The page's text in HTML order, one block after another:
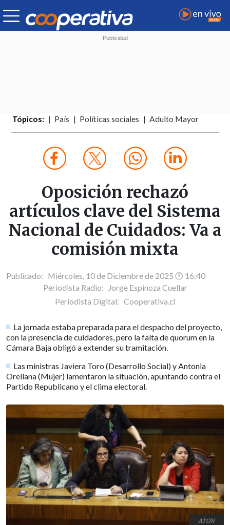
Tópicos: País Políticas sociales Adulto Mayor
Oposición rechazó
artículos clave del Sistema
Nacional de Cuidados: Va a
comisión mixta
Publicado: Miércoles, 10 de Diciembre de 2025 🕐 16:40
Periodista Radio:
Jorge Espinoza Cuellar
Periodista Digital: Cooperativa.cl
La jornada estaba preparada para el despacho del proyecto,
con la presencia de cuidadores, pero la falta de quorum en la
Cámara Baja obligó a extender su tramitación.
Las ministras Javiera Toro (Desarrollo Social) y Antonia
Orellana (Mujer) lamentaron la situación, apuntando contra el
Partido Republicano y el clima electoral.
ATON